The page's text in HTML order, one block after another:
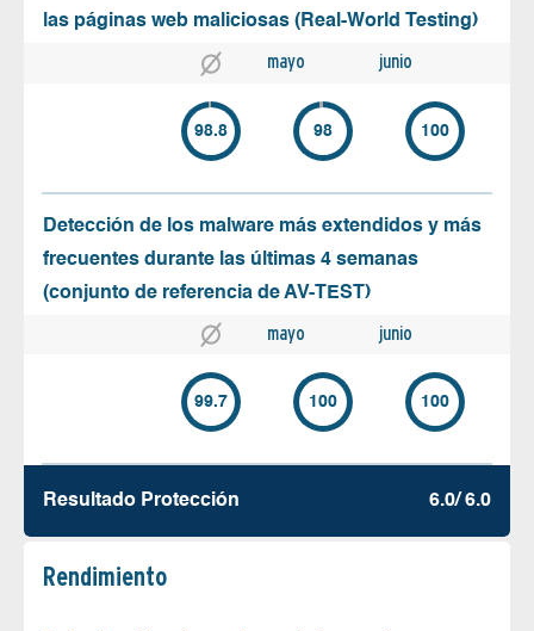
las páginas web maliciosas (Real-World Testing)
mayo junio
98.8 98 100
Detección de los malware más extendidos y más
frecuentes durante las últimas 4 semanas
(conjunto de referencia de AV-TEST)
mayo junio
99.7 100 100
Resultado Protección 6.0/ 6.0
Rendimiento